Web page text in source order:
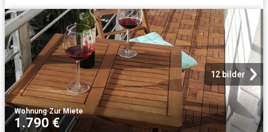
12 bilder
Wohnung·Zur Miete
1.790 €